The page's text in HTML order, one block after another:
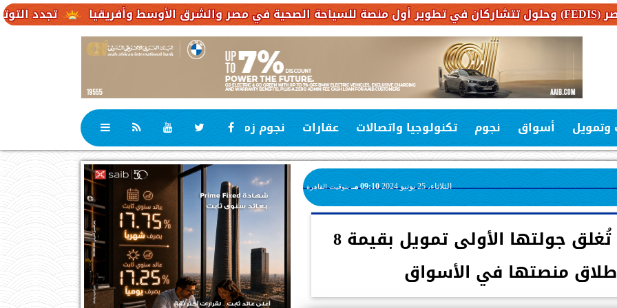
تجدد التوترات يخفض صادرات
وتمويل أسواق نجوم تكنولوجيا واتصالات عقارات نجوم زمان رياضة
الثلاثاء، 25 يونيو 2024 09:10 مـ بتوقيت القاهرة
كونكت للخدمات المالية تُغلق جولتها الأولى تمويل بقيمة 8
منصتها في الأسواق